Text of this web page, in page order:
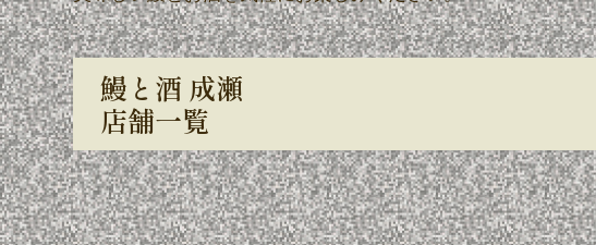
鰻と酒 成瀬
店舗一覧